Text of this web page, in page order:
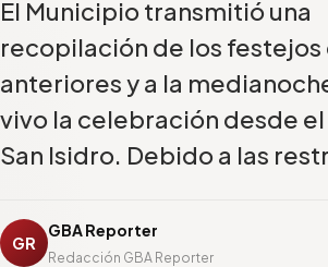
El Municipio transmitió una
recopilación de los festejos
anteriores y a la
vivo la celebración desde
San Isidro. Debido a las
GR
GBA Reporter
Redacción GBA Reporter